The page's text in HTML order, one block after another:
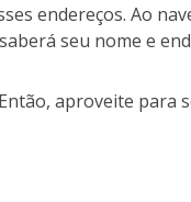
endereços. Ao
seu nome e
aproveite para